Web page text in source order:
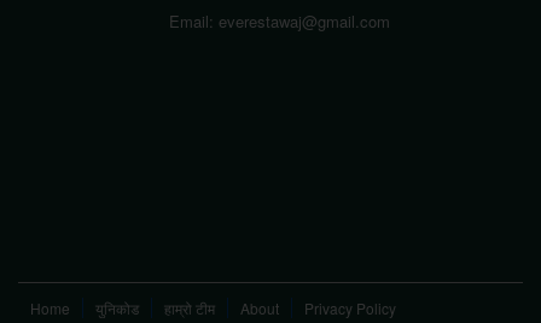
Email: everestawaj@gmail.com
Home युनिकोड हाम्रो टीम About
Privacy Policy